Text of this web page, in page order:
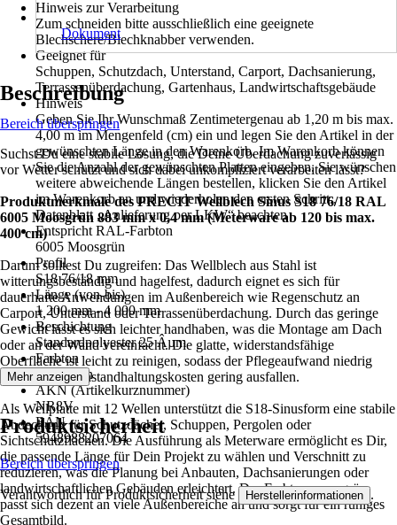
Hinweis zur Verarbeitung
Zum schneiden bitte ausschließlich eine geeignete
Blechschere/Blechknabber verwenden.
Geeignet für
Schuppen, Schutzdach, Unterstand, Carport, Dachsanierung,
Terrassenüberdachung, Gartenhaus, Landwirtschaftsgebäude
Hinweis
Geben Sie Ihr Wunschmaß Zentimetergenau ab 1,20 m bis max.
4,00 m im Mengenfeld (cm) ein und legen Sie den Artikel in der
gewünschten Länge in den Warenkorb. Im Warenkorb können
Sie die Anzahl der gewünschten Platten eingeben. Sie wünschen
weitere abweichende Längen bestellen, klicken Sie den Artikel
im Warenkorb an und wiederholen den ersten Schritt.,
Datenblatt „Anlieferung per LKW“ beachten
Entspricht RAL-Farbton
6005 Moosgrün
Profil
S18 76/18 mm
Länge (von-bis)
1 200 mm - 4 000 mm
Beschichtung
Standardpolyester 25 Âµm
Farbton
Moosgrün
AKN (Artikelkurznummer)
NR8V
EAN
5948988207064
Dokument
Beschreibung
Bereich überspringen
Suchst Du eine stabile Lösung, die Deine Überdachung zuverlässig
vor Wetter schützt und sich dabei unkompliziert verarbeiten lässt?
Produktmerkmale des PRECIT Wellblech Sinus S18 76/18 RAL
6005 Moosgrün 883 mm x 0,4 mm (Meterware ab 120 bis max.
400 cm)
Darum solltest Du zugreifen: Das Wellblech aus Stahl ist
witterungsbeständig und hagelfest, dadurch eignet es sich für
dauerhafte Anwendungen im Außenbereich wie Regenschutz an
Carport, Unterstand oder Terrassenüberdachung. Durch das geringe
Gewicht lässt es sich leichter handhaben, was die Montage am Dach
oder an der Wand vereinfacht. Die glatte, widerstandsfähige
Oberfläche ist leicht zu reinigen, sodass der Pflegeaufwand niedrig
bleibt und die Instandhaltungskosten gering ausfallen.
Als Wellplatte mit 12 Wellen unterstützt die S18-Sinusform eine stabile
Abdeckung für Schutzdächer, Schuppen, Pergolen oder
Sichtschutzflächen. Die Ausführung als Meterware ermöglicht es Dir,
die passende Länge für Dein Projekt zu wählen und Verschnitt zu
reduzieren, was die Planung bei Anbauten, Dachsanierungen oder
landwirtschaftlichen Gebäuden erleichtert. Der Farbton moosgrün
passt sich dezent an viele Außenbereiche an und sorgt für ein ruhiges
Gesamtbild.
Mehr anzeigen
Produktsicherheit
Bereich überspringen
Verantwortlich für Produktsicherheit siehe Herstellerinformationen .